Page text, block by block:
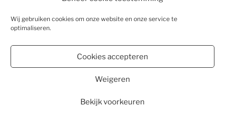
Wij gebruiken cookies om onze website en onze service te
optimaliseren.
Cookies accepteren
Weigeren
Bekijk voorkeuren
BESTELLEN
WEBSHOP
WINKELMAND
VESTIGINGEN
CONTACT